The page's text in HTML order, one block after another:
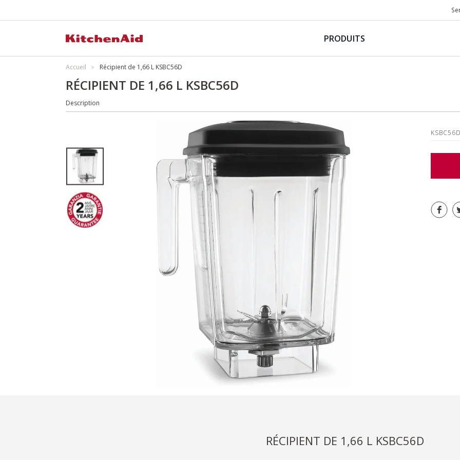
PRODUITS
Accueil Récipient de 1,66 L KSBC56D
RÉCIPIENT DE 1,66 L KSBC56D
Description
RÉCIPIENT DE 1,66 L KSBC56D